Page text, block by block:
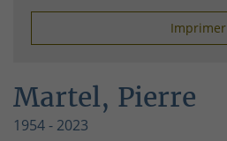
Imprimer
Martel, Pierre
1954 - 2023